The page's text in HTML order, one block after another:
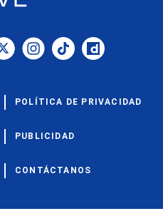
POLÍTICA DE PRIVACIDAD
PUBLICIDAD
CONTÁCTANOS